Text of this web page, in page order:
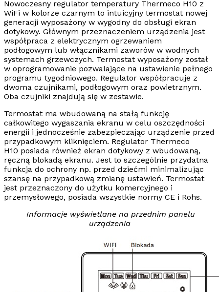
Nowoczesny regulator temperatury Thermeco H10 z
WiFi w kolorze czarnym to intuicyjny termostat nowej
generacji wyposażony w wygodny do obsługi ekran
dotykowy. Głównym przeznaczeniem urządzenia jest
współpraca z elektrycznym ogrzewaniem
podłogowym lub włącznikami zaworów w wodnych
systemach grzewczych. Termostat wyposażony został
w oprogramowanie pozwalające na ustawienie pełnego
programu tygodniowego. Regulator współpracuje z
dwoma czujnikami, podłogowym oraz powietrznym.
Oba czujniki znajdują się w zestawie.
Termostat ma wbudowaną na stałą funkcję
całkowitego wygaszania ekranu w celu oszczędności
energii i jednocześnie zabezpieczając urządzenie przed
przypadkowym kliknięciem. Regulator Thermeco
H10 posiada również ekran dotykowy z wbudowaną,
ręczną blokadą ekranu. Jest to szczególnie przydatna
funkcja do ochrony np. przed dziećmi minimalizując
szansę na przypadkową zmianę ustawień. Termostat
jest przeznaczony do użytku komercyjnego i
przemysłowego, posiada wszystkie normy CE i Rohs.
Informacje wyświetlane na przednim panelu
urządzenia